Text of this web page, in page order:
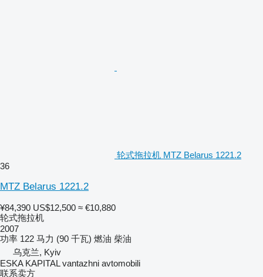
轮式拖拉机 MTZ Belarus 1221.2
36
MTZ Belarus 1221.2
¥84,390 US$12,500 ≈ €10,880
轮式拖拉机
2007
功率 122 马力 (90 千瓦) 燃油 柴油
乌克兰, Kyiv
ESKA KAPITAL vantazhni avtomobili
联系卖方